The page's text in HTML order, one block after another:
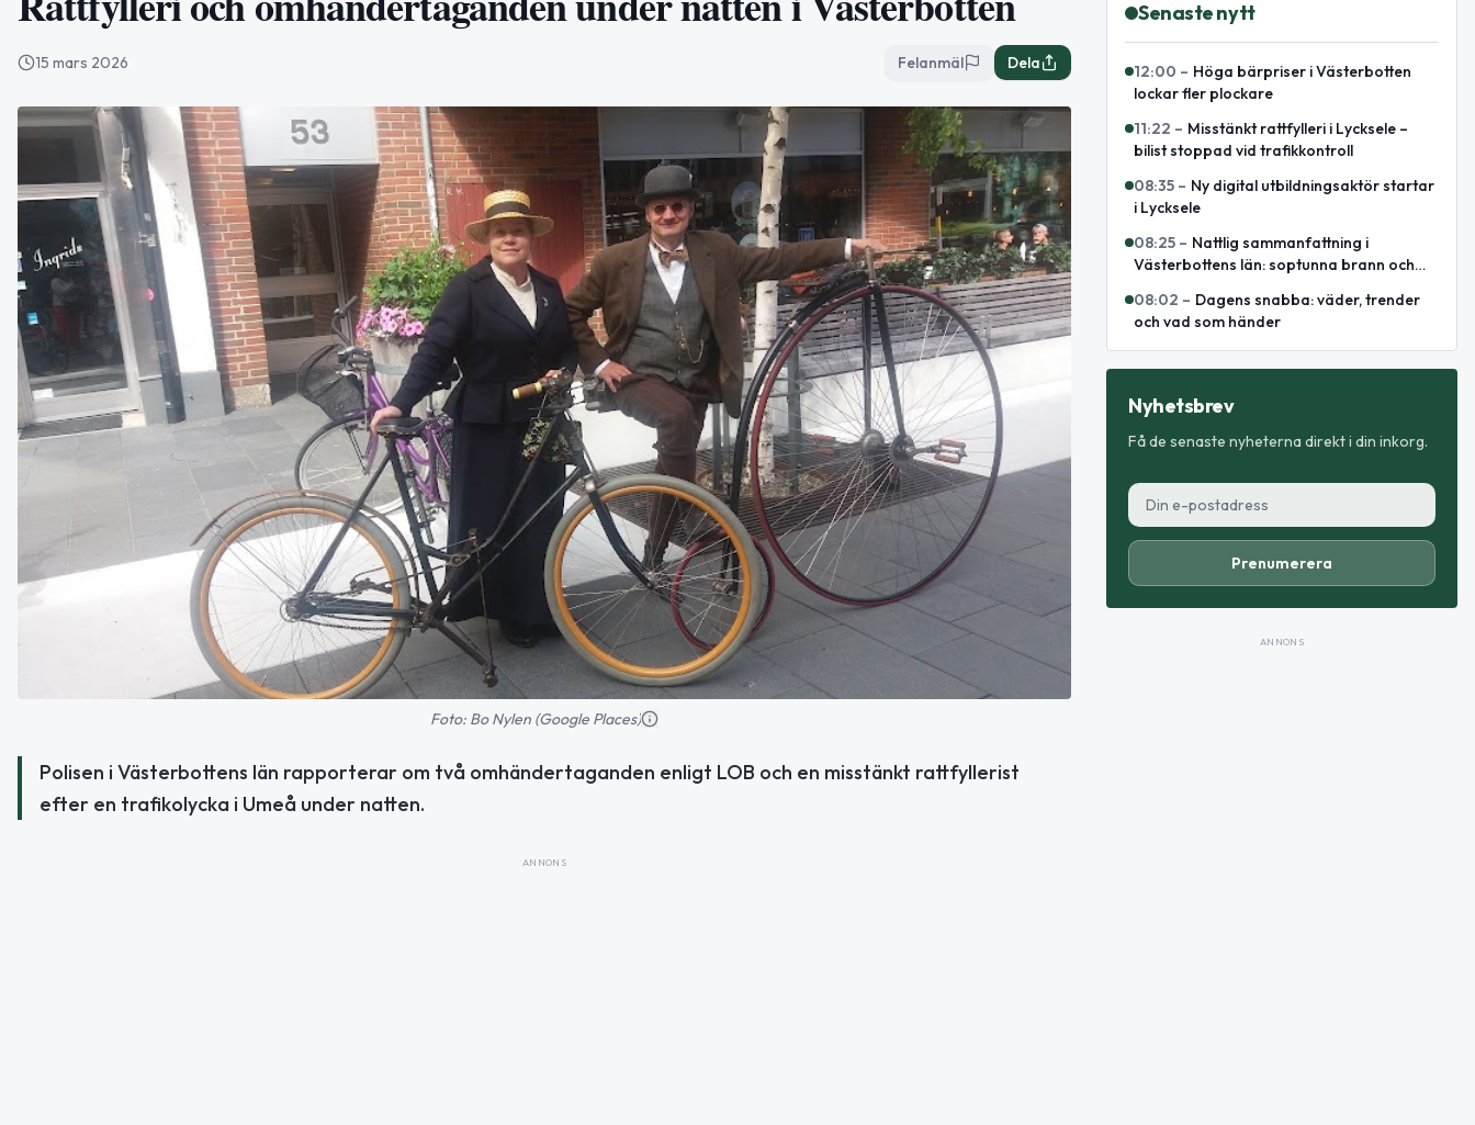
15 mars 2026 Felanmäl Dela
Foto: Bo Nylen (Google Places)
Polisen i Västerbottens län rapporterar om två omhändertaganden enligt LOB och en misstänkt rattfyllerist
efter en trafikolycka i Umeå under natten.
ANNONS
Senaste nytt
12:00 – Höga bärpriser i Västerbotten
lockar fler plockare
11:22 – Misstänkt rattfylleri i Lycksele –
bilist stoppad vid trafikkontroll
08:35 – Ny digital utbildningsaktör startar
i Lycksele
08:25 – Nattlig sammanfattning i
Västerbottens län: soptunna brann och
08:02 – Dagens snabba: väder, trender
och vad som händer
Nyhetsbrev
Få de senaste nyheterna direkt i din inkorg.
Prenumerera
ANNONS